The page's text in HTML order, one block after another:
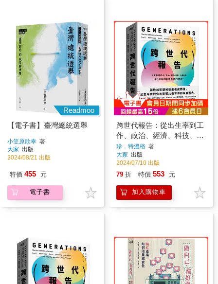
Readmoo
【電子書】臺灣總統選舉
小笠原欣幸 著
大家 出版
2024/08/21 出版
特價 455 元
電子書
跨世代報告：從出生率到工
作、政治、經濟、科技、心
理健康，世代差異如何影響
百年來的人類軌跡？
珍．特溫格 著
大家 出版
2024/07/10 出版
79 折 特價 553 元
加入購物車